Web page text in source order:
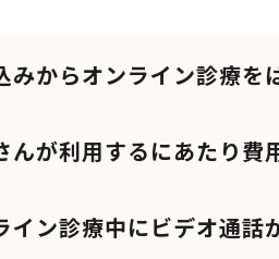
みからオンライン診療を
んが利用するにあたり費
イン診療中にビデオ通話